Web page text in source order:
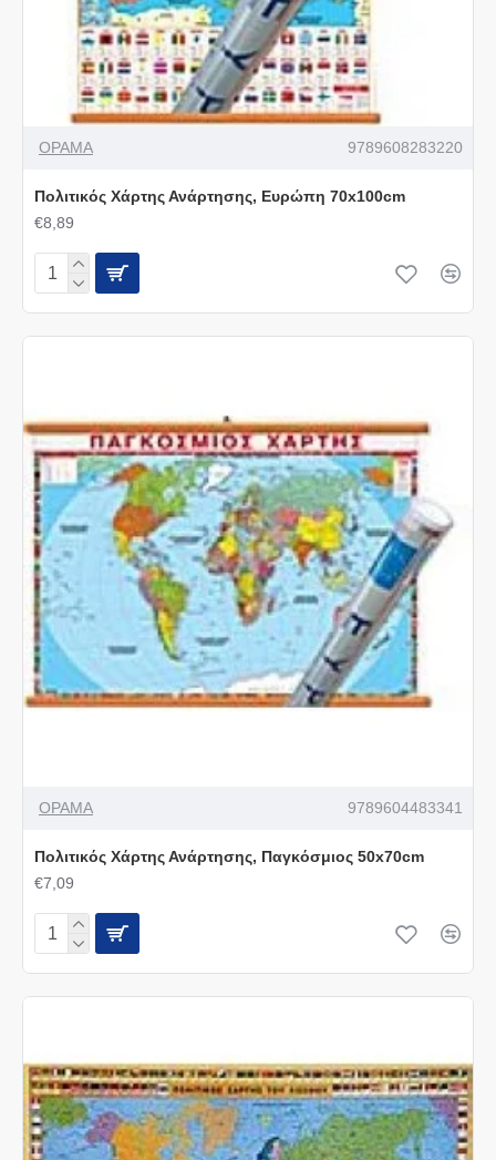
ΟΡΑΜΑ 9789608283220
Πολιτικός Χάρτης Ανάρτησης, Ευρώπη 70x100cm
€8,89
ΟΡΑΜΑ 9789604483341
Πολιτικός Χάρτης Ανάρτησης, Παγκόσμιος 50x70cm
€7,09